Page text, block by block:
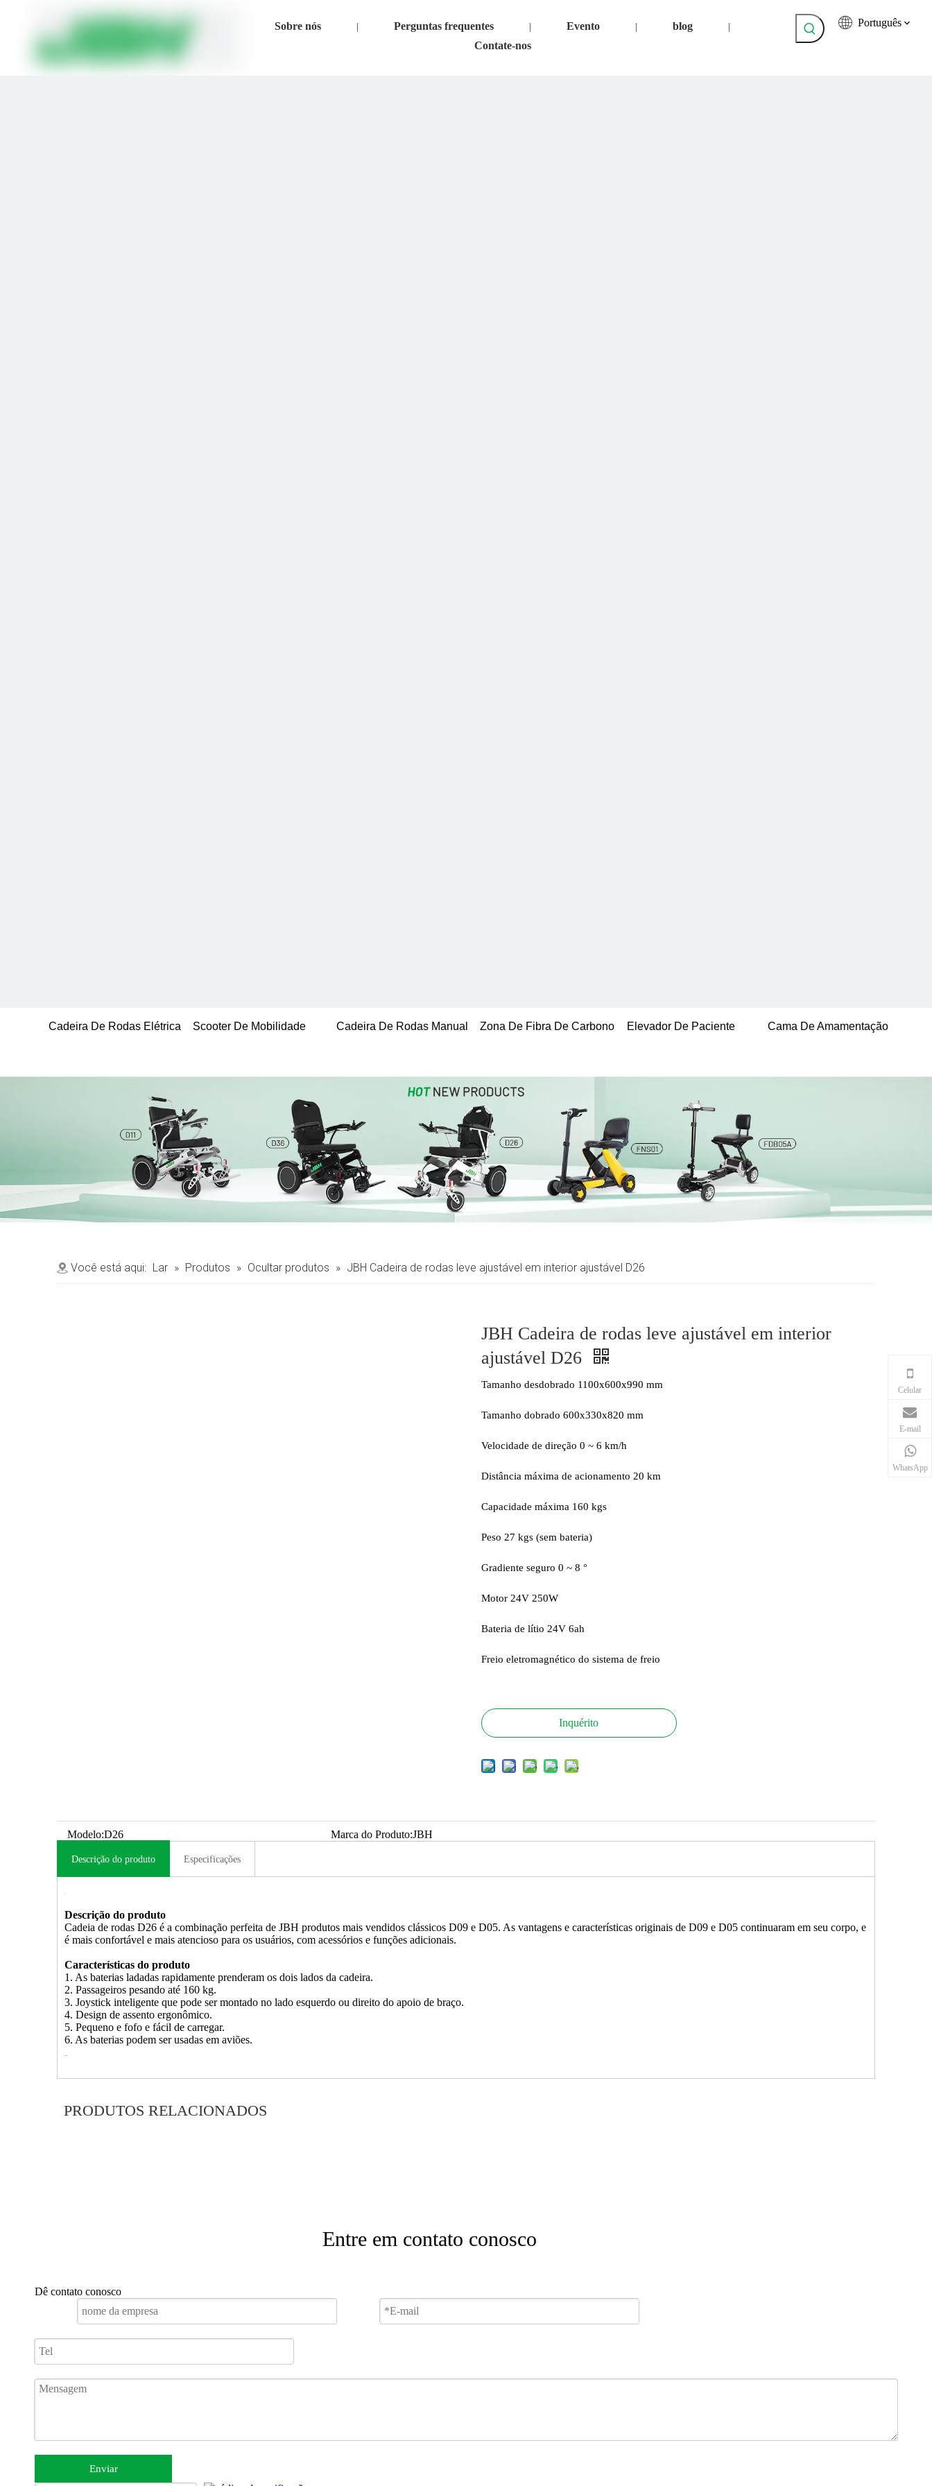
Sobre nós | Perguntas frequentes | Evento | blog |
Contate-nos
Português
Cadeira De Rodas Elétrica Scooter De Mobilidade Cadeira De Rodas Manual Zona De Fibra De Carbono Elevador De Paciente Cama De Amamentação
Você está aqui: Lar » Produtos » Ocultar produtos » JBH Cadeira de rodas leve ajustável em interior ajustável D26
JBH Cadeira de rodas leve ajustável em interior
ajustável D26
Tamanho desdobrado 1100x600x990 mm
Tamanho dobrado 600x330x820 mm
Velocidade de direção 0 ~ 6 km/h
Distância máxima de acionamento 20 km
Capacidade máxima 160 kgs
Peso 27 kgs (sem bateria)
Gradiente seguro 0 ~ 8 °
Motor 24V 250W
Bateria de lítio 24V 6ah
Freio eletromagnético do sistema de freio
Inquérito
Modelo:D26 Marca do Produto:JBH
Descrição do produto Especificações
Descrição do produto
Cadeia de rodas D26 é a combinação perfeita de JBH produtos mais vendidos clássicos D09 e D05. As vantagens e características originais de D09 e D05 continuaram em seu corpo, e
é mais confortável e mais atencioso para os usuários, com acessórios e funções adicionais.
Características do produto
1. As baterias ladadas rapidamente prenderam os dois lados da cadeira.
2. Passageiros pesando até 160 kg.
3. Joystick inteligente que pode ser montado no lado esquerdo ou direito do apoio de braço.
4. Design de assento ergonômico.
5. Pequeno e fofo e fácil de carregar.
6. As baterias podem ser usadas em aviões.
PRODUTOS RELACIONADOS
Entre em contato conosco
Celular
E-mail
WhatsApp
Dê contato conosco
Enviar